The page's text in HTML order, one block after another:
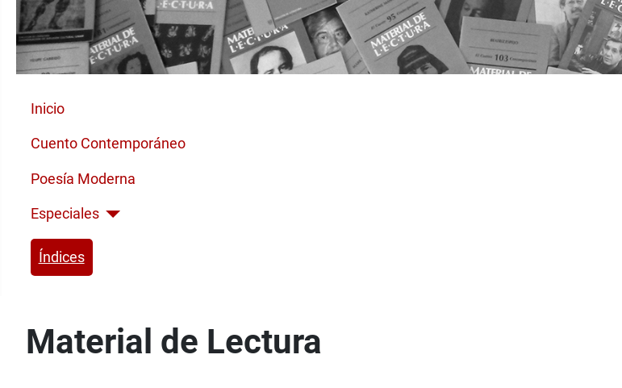
Inicio
Cuento Contemporáneo
Poesía Moderna
Especiales
Índices
Material de Lectura